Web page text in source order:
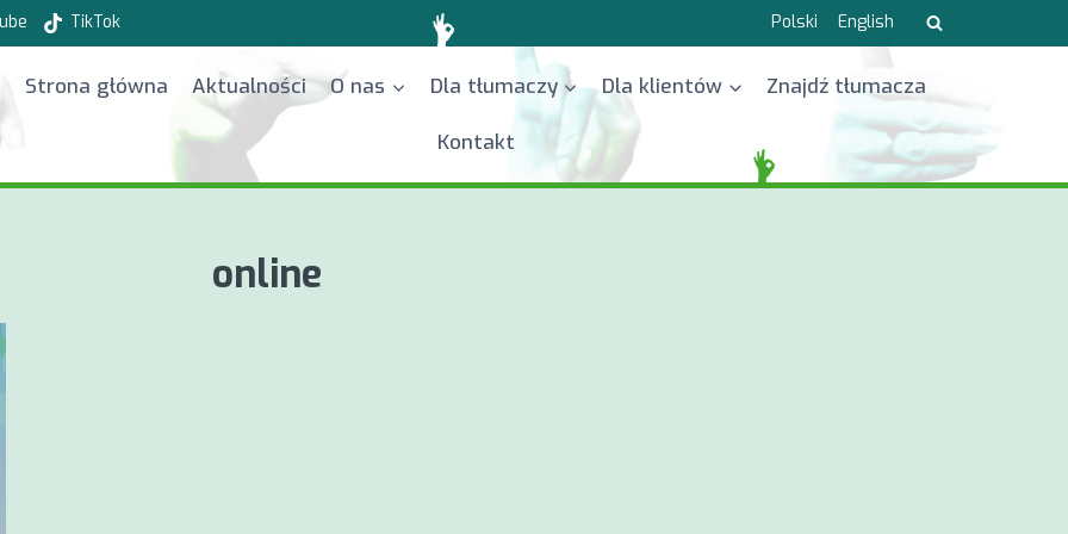
TikTok Polski English
Strona główna Aktualności O nas Dla tłumaczy Dla klientów Znajdź tłumacza
Kontakt
online